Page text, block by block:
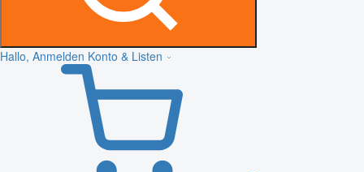
Hallo, Anmelden Konto & Listen